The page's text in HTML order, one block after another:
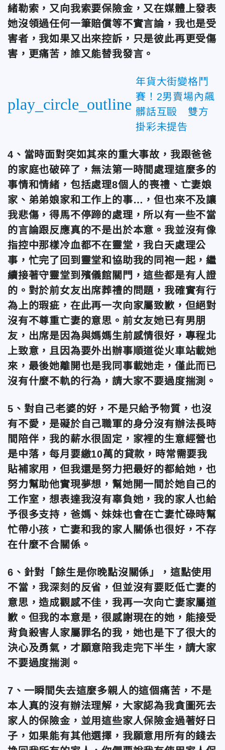
緒勒索，又向我索要保險金，又在媒體上發表
她沒領過任何一筆賠償等不實言論，我也是受
害者，我如果又出來控訴，只是彼此再更受傷
害，更痛苦，誰又能替我發言。
play_circle_outline
年貨大街變格鬥
賽！2男賣場內飆
髒話互毆 雙方
掛彩未提告
4、當時面對突如其來的重大事故，我跟爸爸
的家庭也破碎了，無法第一時間處理這麼多的
事情和情緒，包括處理8個人的喪禮、亡妻娘
家、弟弟娘家和工作上的事…，但也來不及讓
我悲傷，得馬不停蹄的處理，所以有一些不當
的言論跟反應真的不是出於本意。我並沒有像
指控中那樣冷血都不在靈堂，我白天處理公
事，忙完了回到靈堂和協助我的同袍一起，繼
續接著守靈堂到殯儀館關門，這些都是有人證
的。對於前女友出席葬禮的問題，我確實有行
為上的瑕疵，在此再一次向家屬致歉，但絕對
沒有不尊重亡妻的意思。前女友她已有男朋
友，出席是因為與媽媽生前感情很好，專程北
上致意，且因為要外出辦事順道從火車站載她
來，最後她離開也是我同事載她走，僅此而已
沒有什麼不軌的行為，請大家不要過度揣測。
5、對自己老婆的好，不是只給予物質，也沒
有不愛，是礙於自己職軍的身分沒有辦法長時
間陪伴，我的薪水很固定，家裡的生意經營也
是中落，每月要繳10萬的貸款，時常需要我
貼補家用，但我還是努力把最好的都給她，也
努力幫助他實現夢想，幫她開一間於她自己的
工作室，想表達我沒有辜負她，我的家人也給
予很多支持，爸媽、妹妹也會在亡妻忙碌時幫
忙帶小孩，亡妻和我的家人關係也很好，不存
在什麼不合關係。
6、針對「餘生是你晚點沒關係」，這點使用
不當，我深刻的反省，但並沒有要貶低亡妻的
意思，造成觀感不佳，我再一次向亡妻家屬道
歉。但我的本意是，很感謝現在的她，能接受
背負殺害人家屬罪名的我，她也是下了很大的
決心及勇氣，才願意陪我走完下半生，請大家
不要過度揣測。
7、一瞬間失去這麼多親人的這個痛苦，不是
本人真的沒有辦法理解，大家認為我貪圖死去
家人的保險金，並用這些家人保險金過著好日
子，如果能有其他選擇，我願意用所有的錢去